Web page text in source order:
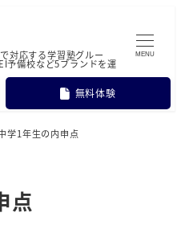
対応する学習塾グルー
予備校など5ブランドを運
無料体験
MENU
学1年生の内申点
点